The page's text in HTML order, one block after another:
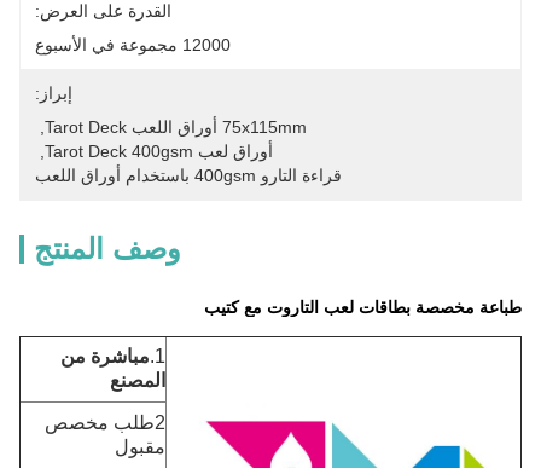
القدرة على العرض:
12000 مجموعة في الأسبوع
إبراز:
75x115mm أوراق اللعب Tarot Deck
أوراق لعب Tarot Deck 400gsm
قراءة التارو 400gsm باستخدام أوراق اللعب
وصف المنتج
طباعة مخصصة بطاقات لعب التاروت مع كتيب
1. مباشرة من
المصنع
2طلب مخصص
مقبول